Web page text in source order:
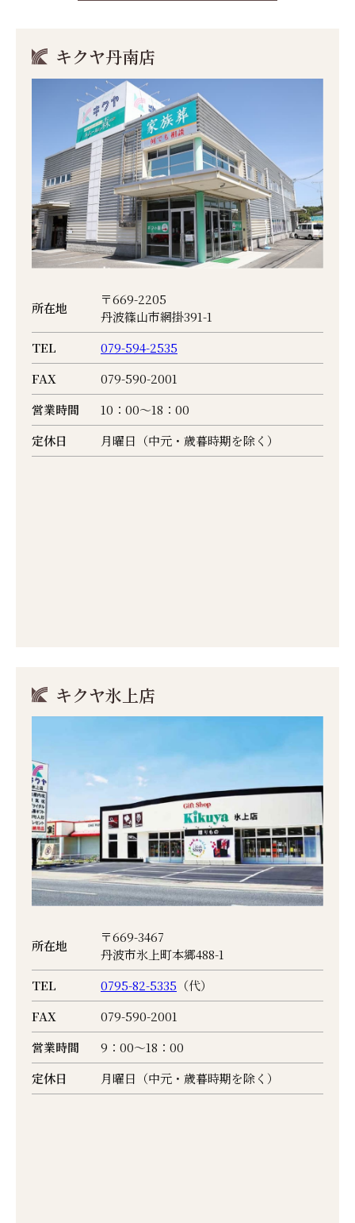
キクヤ丹南店
所在地
〒669-2205
丹波篠山市網掛391-1
TEL
079-594-2535
FAX
079-590-2001
営業時間
10：00～18：00
定休日
月曜日（中元・歳暮時期を除く）
キクヤ氷上店
所在地
〒669-3467
丹波市氷上町本郷488-1
TEL
0795-82-5335 （代）
FAX
079-590-2001
営業時間
9：00～18：00
定休日
月曜日（中元・歳暮時期を除く）